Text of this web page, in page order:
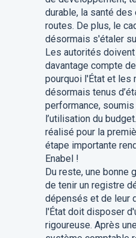
durable, la santé
routes. De plus, le
désormais s'étaler
Les autorités
davantage compte
pourquoi l'État et les
désormais tenus
performance,
l’utilisation du
réalisé pour la
étape importante
Enabel !
Du reste, une bonne
de tenir un registre
dépensés et de leur
l'État doit disposer
rigoureuse. Après